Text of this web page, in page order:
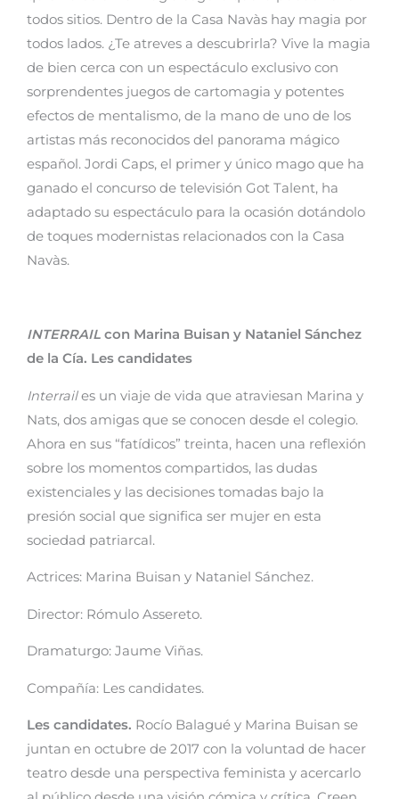
todos sitios. Dentro de la Casa Navàs hay magia por
todos lados. ¿Te atreves a descubrirla? Vive la magia
de bien cerca con un espectáculo exclusivo con
sorprendentes juegos de cartomagia y potentes
efectos de mentalismo, de la mano de uno de los
artistas más reconocidos del panorama mágico
español. Jordi Caps, el primer y único mago que ha
ganado el concurso de televisión Got Talent, ha
adaptado su espectáculo para la ocasión dotándolo
de toques modernistas relacionados con la Casa
Navàs.
INTERRAIL con Marina Buisan y Nataniel Sánchez
de la Cía. Les candidates
Interrailes un viaje de vida que atraviesan Marina y
Nats, dos amigas que se conocen desde el colegio.
Ahora en sus “fatídicos” treinta, hacen una reflexión
sobre los momentos compartidos, las dudas
existenciales y las decisiones tomadas bajo la
presión social que significa ser mujer en esta
sociedad patriarcal.
Actrices: Marina Buisan y Nataniel Sánchez.
Director: Rómulo Assereto.
Dramaturgo: Jaume Viñas.
Compañía: Les candidates.
Les candidates. Rocío Balagué y Marina Buisan se
juntan en octubre de 2017 con la voluntad de hacer
teatro desde una perspectiva feminista y acercarlo